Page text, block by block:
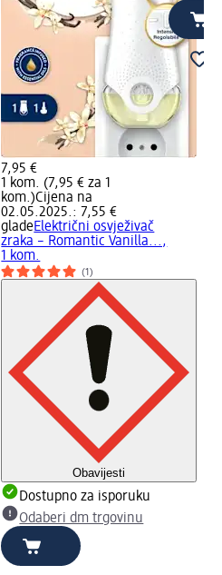
7,95 €
1 kom. (7,95 € za 1
kom.)Cijena na
02.05.2025.: 7,55 €
gladeElektrični osvježivač
zraka – Romantic Vanilla...,
1 kom.
(1)
Obavijesti
Dostupno za isporuku
Odaberi dm trgovinu